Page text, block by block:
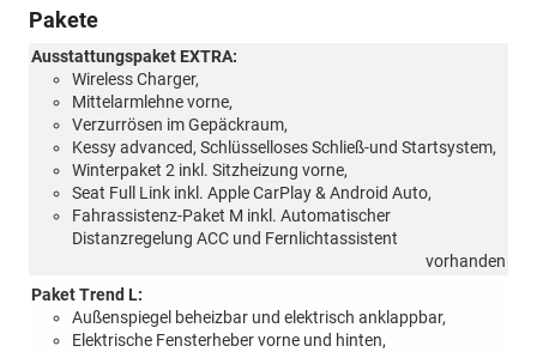
Pakete
Ausstattungspaket EXTRA:
Wireless Charger,
Mittelarmlehne vorne,
Verzurrösen im Gepäckraum,
Kessy advanced, Schlüsselloses Schließ-und Startsystem,
Winterpaket 2 inkl. Sitzheizung vorne,
Seat Full Link inkl. Apple CarPlay & Android Auto,
Fahrassistenz-Paket M inkl. Automatischer
Distanzregelung ACC und Fernlichtassistent
vorhanden
Paket Trend L:
Außenspiegel beheizbar und elektrisch anklappbar,
Elektrische Fensterheber vorne und hinten,